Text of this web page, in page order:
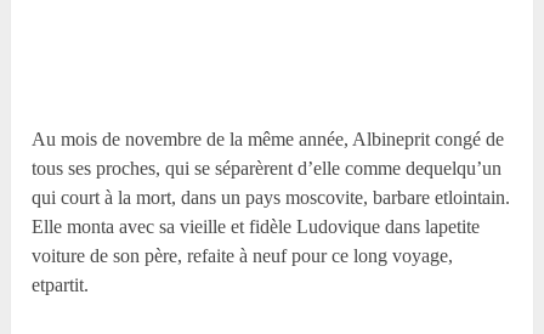
Au mois de novembre de la même année, Albineprit congé de
tous ses proches, qui se séparèrent d’elle comme dequelqu’un
qui court à la mort, dans un pays moscovite, barbare etlointain.
Elle monta avec sa vieille et fidèle Ludovique dans lapetite
voiture de son père, refaite à neuf pour ce long voyage,
etpartit.